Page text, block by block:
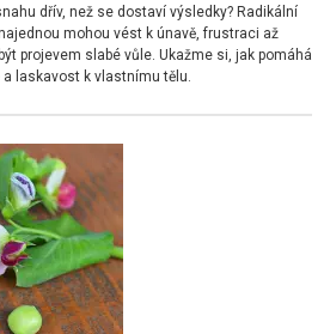
dřív, než se dostaví výsledky? Radikální
mohou vést k únavě, frustraci až
projevem slabé vůle. Ukažme si, jak pomáhá
laskavost k vlastnímu tělu.